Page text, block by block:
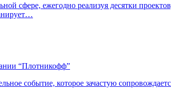
сфере, ежегодно реализуя десятки
“Плотникофф”
событие, которое зачастую